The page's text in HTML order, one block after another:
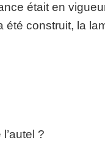
était en
construit, la
?